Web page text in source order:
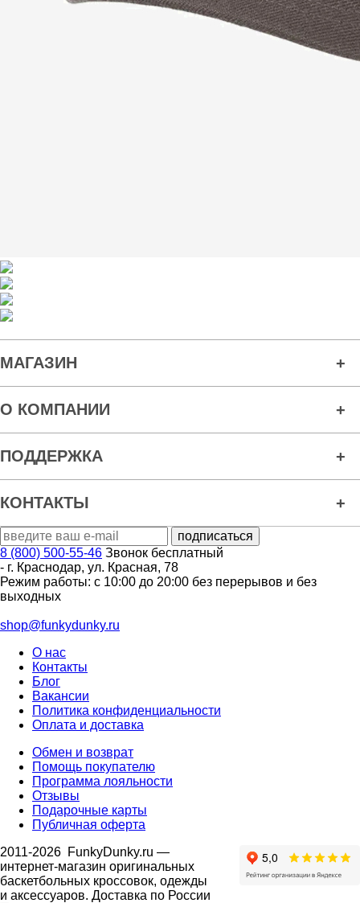
МАГАЗИН
О КОМПАНИИ
ПОДДЕРЖКА
КОНТАКТЫ
8 (800) 500-55-46 Звонок бесплатный
- г. Краснодар, ул. Красная, 78
Режим работы: с 10:00 до 20:00 без перерывов и без
выходных
shop@funkydunky.ru
О нас
Контакты
Блог
Вакансии
Политика конфиденциальности
Оплата и доставка
Обмен и возврат
Помощь покупателю
Программа лояльности
Отзывы
Подарочные карты
Публичная оферта
2011-2026 FunkyDunky.ru —
интернет-магазин оригинальных
баскетбольных кроссовок, одежды
и аксессуаров. Доставка по России